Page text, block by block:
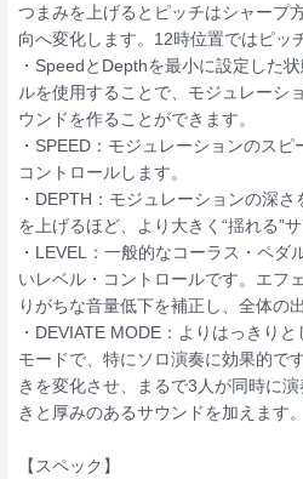
つまみを上げるとピッチはシャープ
向へ変化します。12時位置ではピッ
・SpeedとDepthを最小に設定した
ルを使用することで、モジュレーシ
ウンドを作ることができます。
・SPEED：モジュレーションのス
コントロールします。
・DEPTH：モジュレーションの深
を上げるほど、より大きく“揺れる”
・LEVEL：一般的なコーラス・ペダ
いレベル・コントロールです。エフ
りがちな音量低下を補正し、全体の
・DEVIATE MODE：よりはっきり
モードで、特にソロ演奏に効果的で
きを変化させ、まるで3人が同時に
きと厚みのあるサウンドを加えます。
【スペック】